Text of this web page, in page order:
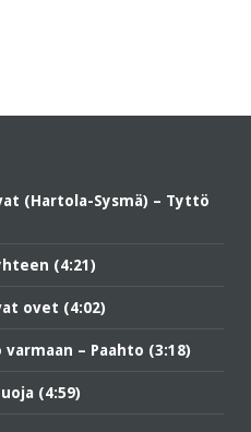
(Hartola-Sysmä) – Tyttö
(4:21)
ovet (4:02)
– Paahto (3:18)
(4:59)